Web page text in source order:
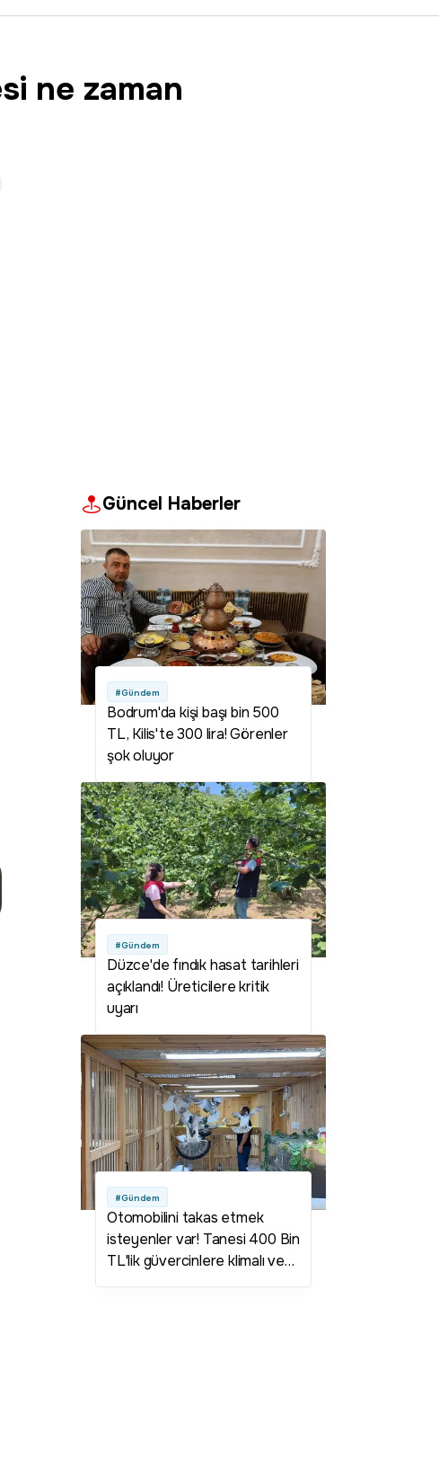
ne zaman
Güncel Haberler
#Gündem
Bodrum'da kişi başı bin 500
TL, Kilis'te 300 lira! Görenler
şok oluyor
#Gündem
Düzce'de fındık hasat tarihleri
açıklandı! Üreticilere kritik
uyarı
#Gündem
Otomobilini takas etmek
isteyenler var! Tanesi 400 Bin
TL'lik güvercinlere klimalı ve